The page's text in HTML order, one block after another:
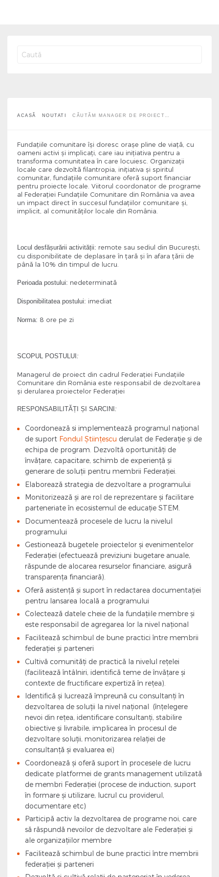
ACASĂ NOUTATI CĂUTĂM MANAGER DE PROIECT…
Fundațiile comunitare îşi doresc oraşe pline de viaţă, cu
oameni activi şi implicaţi, care iau iniţiativa pentru a
transforma comunitatea în care locuiesc. Organizaţii
locale care dezvoltă filantropia, iniţiativa şi spiritul
comunitar, fundaţiile comunitare oferă suport financiar
pentru proiecte locale. Viitorul coordonator de programe
al Federaţiei Fundaţiile Comunitare din România va avea
un impact direct în succesul fundaţiilor comunitare şi,
implicit, al comunităţilor locale din România.
Locul desfășurării activității: remote sau sediul din București,
cu disponibilitate de deplasare în țară și în afara țării de
până la 10% din timpul de lucru.
Perioada postului: nedeterminată
Disponibilitatea postului: imediat
Norma: 8 ore pe zi
SCOPUL POSTULUI :
Managerul de proiect din cadrul Federației Fundațiile
Comunitare din România este responsabil de dezvoltarea
și derularea proiectelor Federației
RESPONSABILITĂȚI ȘI SARCINI :
Coordonează si implementează programul național
de suport Fondul Științescu derulat de Federație și de
echipa de program. Dezvoltă oportunități de
învățare, capacitare, schimb de experiență și
generare de soluții pentru membrii Federației.
Elaborează strategia de dezvoltare a programului
Monitorizează și are rol de reprezentare și facilitare
parteneriate în ecosistemul de educație STEM.
Documentează procesele de lucru la nivelul
programului
Gestionează bugetele proiectelor și evenimentelor
Federației (efectuează previziuni bugetare anuale,
răspunde de alocarea resurselor financiare, asigură
transparența financiară).
Oferă asistență și suport în redactarea documentației
pentru lansarea locală a programului
Colectează datele cheie de la fundațiile membre și
este responsabil de agregarea lor la nivel național
Facilitează schimbul de bune practici între membrii
federației și parteneri
Cultivă comunități de practică la nivelul rețelei
(facilitează întâlniri, identifică teme de învățare și
contexte de fructificare expertiză în rețea).
Identifică și lucrează împreună cu consultanți în
dezvoltarea de soluții la nivel național (înțelegere
nevoi din rețea, identificare consultanți, stabilire
obiective și livrabile, implicarea în procesul de
dezvoltare soluții, monitorizarea relației de
consultanță și evaluarea ei)
Coordonează și oferă suport în procesele de lucru
dedicate platformei de grants management utilizată
de membri Federației (procese de induction, suport
în formare și utilizare, lucrul cu providerul,
documentare etc)
Participă activ la dezvoltarea de programe noi, care
să răspundă nevoilor de dezvoltare ale Federației și
ale organizațiilor membre
Facilitează schimbul de bune practici între membrii
federației și parteneri